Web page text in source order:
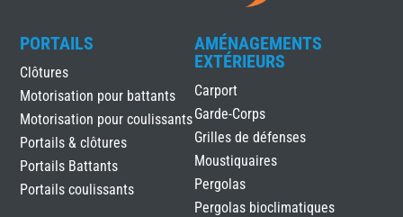
PORTAILS
Clôtures
Motorisation pour battants
Motorisation pour coulissants
Portails & clôtures
Portails Battants
Portails coulissants
AMÉNAGEMENTS
EXTÉRIEURS
Carport
Garde-Corps
Grilles de défenses
Moustiquaires
Pergolas
Pergolas bioclimatiques